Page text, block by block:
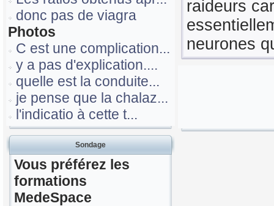
donc pas de viagra
Photos
C est une complication...
y a pas d'explication....
quelle est la conduite...
je pense que la chalaz...
l'indicatio à cette t...
Sondage
Vous préférez les
formations
MedeSpace
raideurs
neurones